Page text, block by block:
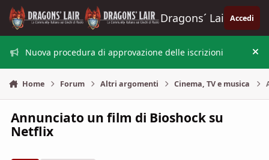
Vai al contenuto
Dragons´ Lair Accedi
Nuova procedura di approvazione delle iscrizioni
Home Forum Altri argomenti Cinema, TV e musica
Annunciato un film di Bioshock su
Netflix